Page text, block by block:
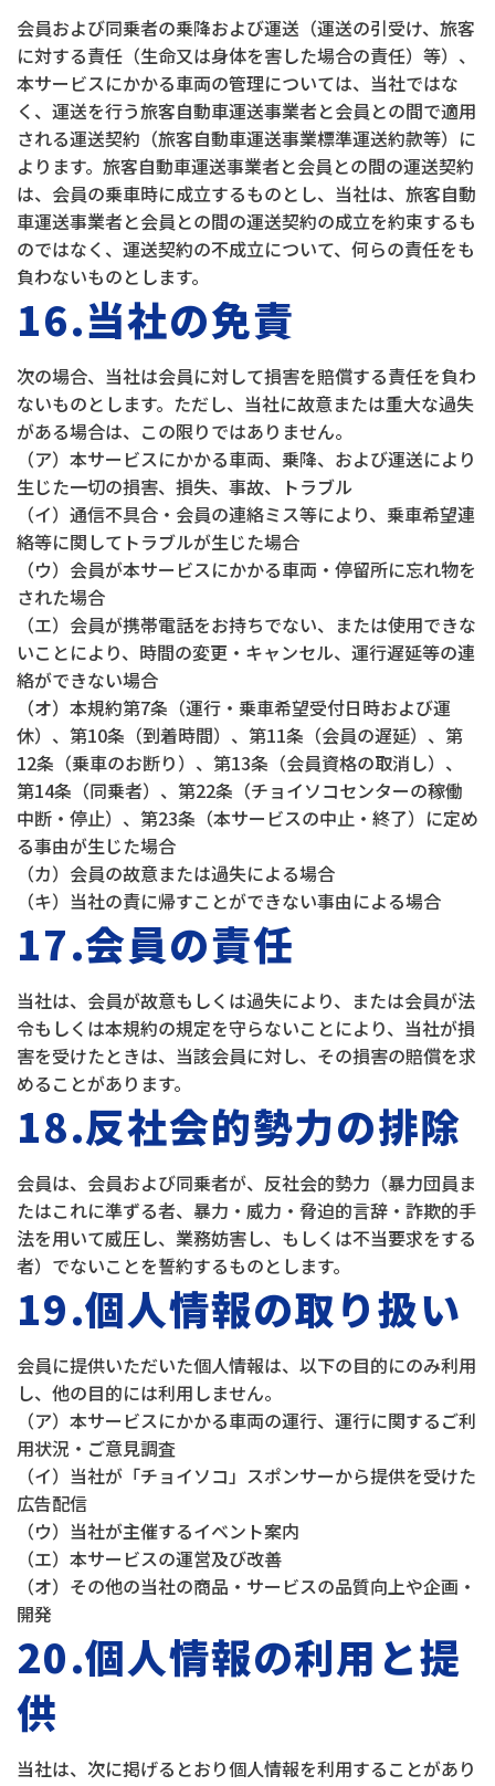
会員および同乗者の乗降および運送（運送の引受け、旅客
に対する責任（生命又は身体を害した場合の責任）等）、
本サービスにかかる車両の管理については、当社ではな
く、運送を行う旅客自動車運送事業者と会員との間で適用
される運送契約（旅客自動車運送事業標準運送約款等）に
よります。旅客自動車運送事業者と会員との間の運送契約
は、会員の乗車時に成立するものとし、当社は、旅客自動
車運送事業者と会員との間の運送契約の成立を約束するも
のではなく、運送契約の不成立について、何らの責任をも
負わないものとします。
16.当社の免責
次の場合、当社は会員に対して損害を賠償する責任を負わ
ないものとします。ただし、当社に故意または重大な過失
がある場合は、この限りではありません。
（ア）本サービスにかかる車両、乗降、および運送により
生じた一切の損害、損失、事故、トラブル
（イ）通信不具合・会員の連絡ミス等により、乗車希望連
絡等に関してトラブルが生じた場合
（ウ）会員が本サービスにかかる車両・停留所に忘れ物を
された場合
（エ）会員が携帯電話をお持ちでない、または使用できな
いことにより、時間の変更・キャンセル、運行遅延等の連
絡ができない場合
（オ）本規約第7条（運行・乗車希望受付日時および運
休）、第10条（到着時間）、第11条（会員の遅延）、第
12条（乗車のお断り）、第13条（会員資格の取消し）、
第14条（同乗者）、第22条（チョイソコセンターの稼働
中断・停止）、第23条（本サービスの中止・終了）に定め
る事由が生じた場合
（カ）会員の故意または過失による場合
（キ）当社の責に帰すことができない事由による場合
17.会員の責任
当社は、会員が故意もしくは過失により、または会員が法
令もしくは本規約の規定を守らないことにより、当社が損
害を受けたときは、当該会員に対し、その損害の賠償を求
めることがあります。
18.反社会的勢力の排除
会員は、会員および同乗者が、反社会的勢力（暴力団員ま
たはこれに準ずる者、暴力・威力・脅迫的言辞・詐欺的手
法を用いて威圧し、業務妨害し、もしくは不当要求をする
者）でないことを誓約するものとします。
19.個人情報の取り扱い
会員に提供いただいた個人情報は、以下の目的にのみ利用
し、他の目的には利用しません。
（ア）本サービスにかかる車両の運行、運行に関するご利
用状況・ご意見調査
（イ）当社が「チョイソコ」スポンサーから提供を受けた
広告配信
（ウ）当社が主催するイベント案内
（エ）本サービスの運営及び改善
（オ）その他の当社の商品・サービスの品質向上や企画・
開発
20.個人情報の利用と提
供
当社は、次に掲げるとおり個人情報を利用することがあり